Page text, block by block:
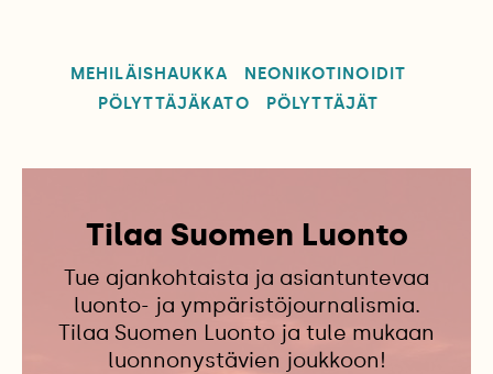
MEHILÄISHAUKKA
NEONIKOTINOIDIT
PÖLYTTÄJÄKATO
PÖLYTTÄJÄT
Tilaa Suomen Luonto
Tue ajankohtaista ja asiantuntevaa
luonto- ja ympäristöjournalismia.
Tilaa Suomen Luonto ja tule mukaan
luonnonystävien joukkoon!